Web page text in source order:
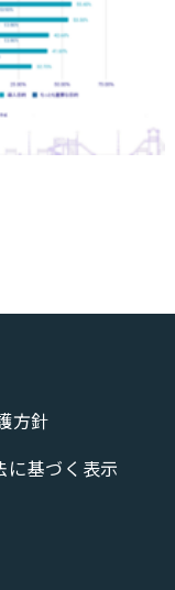
方針
に基づく表示